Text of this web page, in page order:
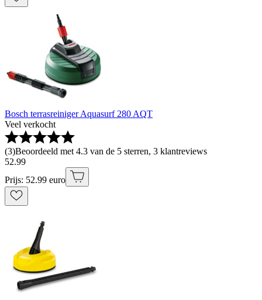
Bosch terrasreiniger Aquasurf 280 AQT
Veel verkocht
(3)Beoordeeld met 4.3 van de 5 sterren, 3 klantreviews
52.99
Prijs: 52.99 euro